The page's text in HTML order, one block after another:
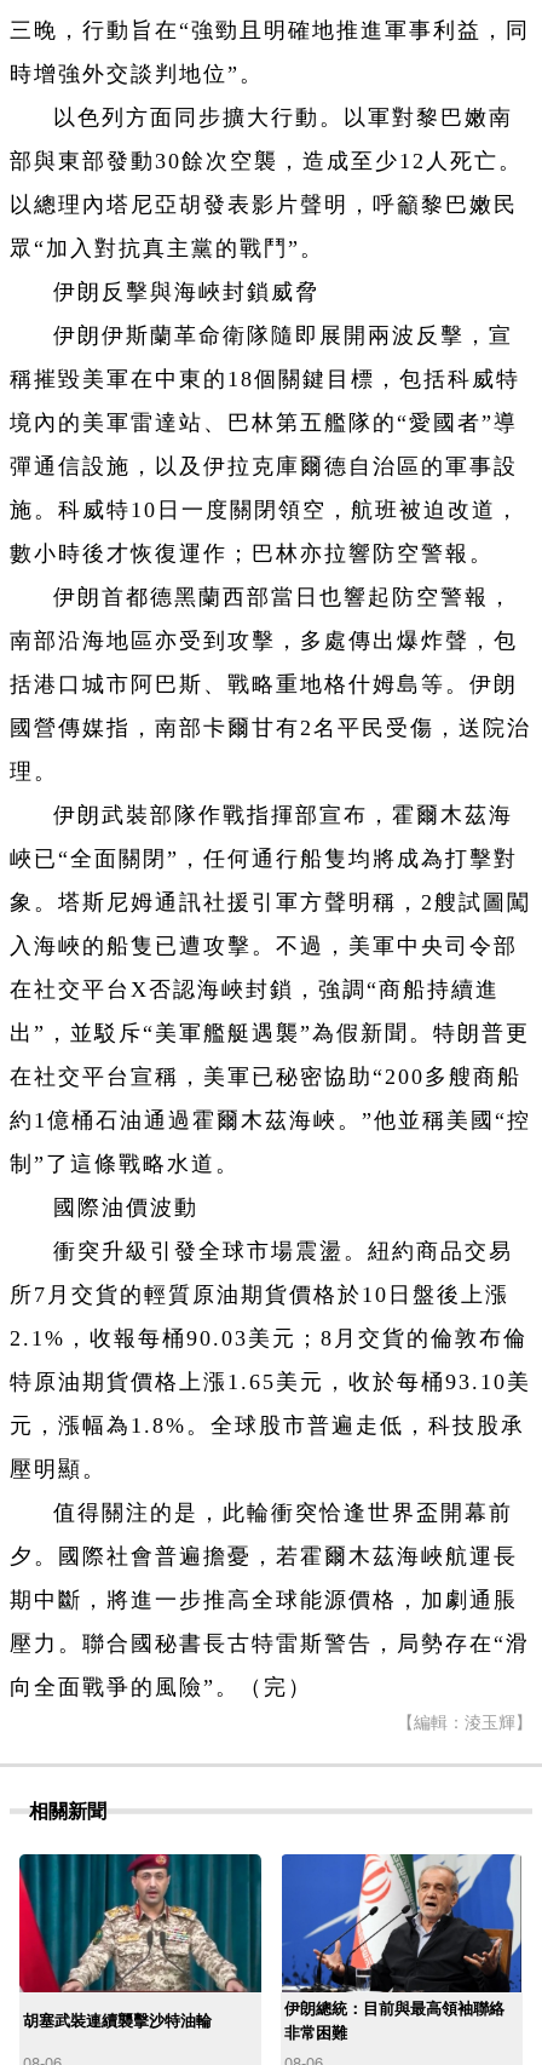
三晚，行動旨在“強勁且明確地推進軍事利益，同
時增強外交談判地位”。
以色列方面同步擴大行動。以軍對黎巴嫩南
部與東部發動30餘次空襲，造成至少12人死亡。
以總理內塔尼亞胡發表影片聲明，呼籲黎巴嫩民
眾“加入對抗真主黨的戰鬥”。
伊朗反擊與海峽封鎖威脅
伊朗伊斯蘭革命衛隊隨即展開兩波反擊，宣
稱摧毀美軍在中東的18個關鍵目標，包括科威特
境內的美軍雷達站、巴林第五艦隊的“愛國者”導
彈通信設施，以及伊拉克庫爾德自治區的軍事設
施。科威特10日一度關閉領空，航班被迫改道，
數小時後才恢復運作；巴林亦拉響防空警報。
伊朗首都德黑蘭西部當日也響起防空警報，
南部沿海地區亦受到攻擊，多處傳出爆炸聲，包
括港口城市阿巴斯、戰略重地格什姆島等。伊朗
國營傳媒指，南部卡爾甘有2名平民受傷，送院治
理。
伊朗武裝部隊作戰指揮部宣布，霍爾木茲海
峽已“全面關閉”，任何通行船隻均將成為打擊對
象。塔斯尼姆通訊社援引軍方聲明稱，2艘試圖闖
入海峽的船隻已遭攻擊。不過，美軍中央司令部
在社交平台X否認海峽封鎖，強調“商船持續進
出”，並駁斥“美軍艦艇遇襲”為假新聞。特朗普更
在社交平台宣稱，美軍已秘密協助“200多艘商船
約1億桶石油通過霍爾木茲海峽。”他並稱美國“控
制”了這條戰略水道。
國際油價波動
衝突升級引發全球市場震盪。紐約商品交易
所7月交貨的輕質原油期貨價格於10日盤後上漲
2.1%，收報每桶90.03美元；8月交貨的倫敦布倫
特原油期貨價格上漲1.65美元，收於每桶93.10美
元，漲幅為1.8%。全球股市普遍走低，科技股承
壓明顯。
值得關注的是，此輪衝突恰逢世界盃開幕前
夕。國際社會普遍擔憂，若霍爾木茲海峽航運長
期中斷，將進一步推高全球能源價格，加劇通脹
壓力。聯合國秘書長古特雷斯警告，局勢存在“滑
向全面戰爭的風險”。（完）
【編輯：淩玉輝】
相關新聞
胡塞武裝連續襲擊沙特油輪
伊朗總統：目前與最高領袖聯絡
非常困難